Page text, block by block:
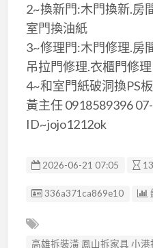
2~換新門:木門換新.房
室門換油紙
3~修理門:木門修理.房
吊拉門修理.衣櫃門修理
4~和室門紙破洞換PS板
黃主任 0918589396
ID~jojo1212ok
2026-06-21 07:05
廣告编號
336a371ca869e10
高雄拆裝潢 鳳山拆家具 小